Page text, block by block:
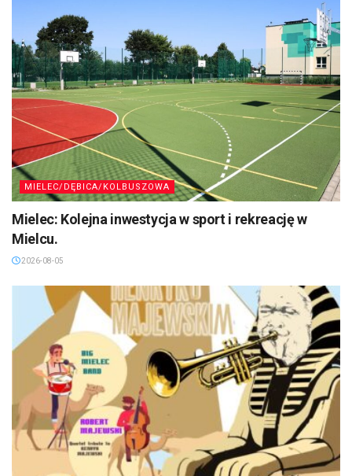
MIELEC/DĘBICA/KOLBUSZOWA
Mielec: Kolejna inwestycja w sport i rekreację w
Mielcu.
2026-08-05